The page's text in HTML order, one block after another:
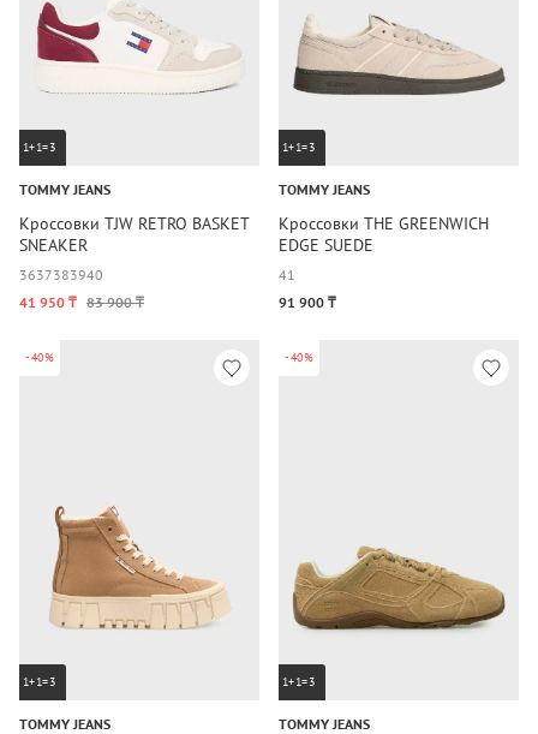
1+1=3
TOMMY JEANS
Кроссовки TJW RETRO BASKET
SNEAKER
3637383940
41 950 ₸ 83 900 ₸
1+1=3
TOMMY JEANS
Кроссовки THE GREENWICH
EDGE SUEDE
41
91 900 ₸
-40%
1+1=3
TOMMY JEANS
-40%
1+1=3
TOMMY JEANS